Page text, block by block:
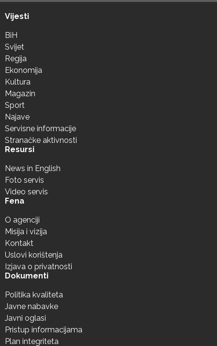
Vijesti
BiH
Svijet
Regija
Ekonomija
Kultura
Magazin
Sport
Najave
Servisne informacije
Stranačke aktivnosti
Resursi
News in English
Foto servis
Video servis
Fena
O agenciji
Misija i vizija
Kontakt
Uslovi korištenja
Izjava o privatnosti
Dokumenti
Politika kvaliteta
Javne nabavke
Javni oglasi
Pristup informacijama
Plan integriteta